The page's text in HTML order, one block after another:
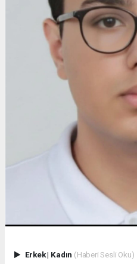
Erkek| Kadın (Haberi Sesli Oku)